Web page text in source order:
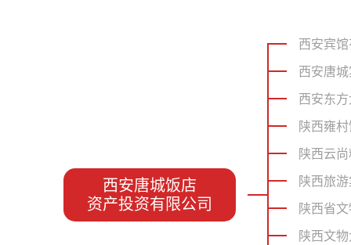
西安唐城饭店
资产投资有限公司
西安宾
西安唐
西安东
陕西雍
陕西云
陕西旅
陕西省
陕西文